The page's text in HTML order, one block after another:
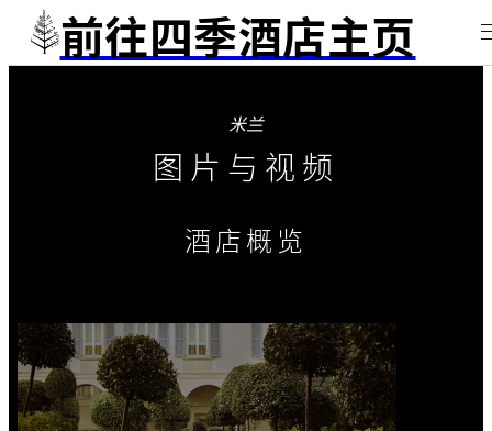
前往四季酒店主页
米兰
图片与视频
酒店概览